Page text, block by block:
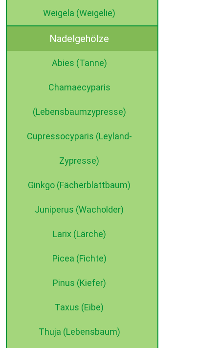
Weigela (Weigelie)
Nadelgehölze
Abies (Tanne)
Chamaecyparis
(Lebensbaumzypresse)
Cupressocyparis (Leyland-
Zypresse)
Ginkgo (Fächerblattbaum)
Juniperus (Wacholder)
Larix (Lärche)
Picea (Fichte)
Pinus (Kiefer)
Taxus (Eibe)
Thuja (Lebensbaum)